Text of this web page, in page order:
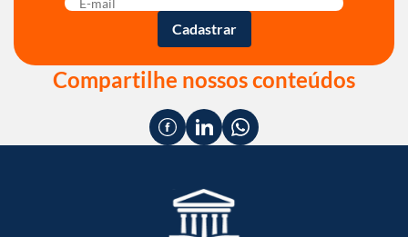
Compartilhe nossos conteúdos